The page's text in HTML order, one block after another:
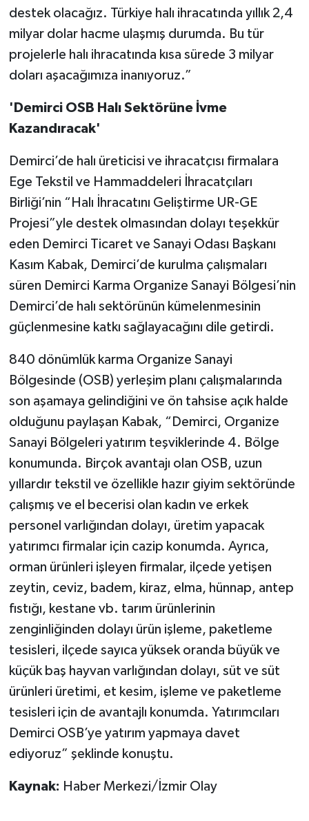
destek olacağız. Türkiye halı ihracatında yıllık 2,4
milyar dolar hacme ulaşmış durumda. Bu tür
projelerle halı ihracatında kısa sürede 3 milyar
doları aşacağımıza inanıyoruz.”
'Demirci OSB Halı Sektörüne İvme
Kazandıracak'
Demirci’de halı üreticisi ve ihracatçısı firmalara
Ege Tekstil ve Hammaddeleri İhracatçıları
Birliği’nin “Halı İhracatını Geliştirme UR-GE
Projesi”yle destek olmasından dolayı teşekkür
eden Demirci Ticaret ve Sanayi Odası Başkanı
Kasım Kabak, Demirci’de kurulma çalışmaları
süren Demirci Karma Organize Sanayi Bölgesi’nin
Demirci’de halı sektörünün kümelenmesinin
güçlenmesine katkı sağlayacağını dile getirdi.
840 dönümlük karma Organize Sanayi
Bölgesinde (OSB) yerleşim planı çalışmalarında
son aşamaya gelindiğini ve ön tahsise açık halde
olduğunu paylaşan Kabak, “Demirci, Organize
Sanayi Bölgeleri yatırım teşviklerinde 4. Bölge
konumunda. Birçok avantajı olan OSB, uzun
yıllardır tekstil ve özellikle hazır giyim sektöründe
çalışmış ve el becerisi olan kadın ve erkek
personel varlığından dolayı, üretim yapacak
yatırımcı firmalar için cazip konumda. Ayrıca,
orman ürünleri işleyen firmalar, ilçede yetişen
zeytin, ceviz, badem, kiraz, elma, hünnap, antep
fıstığı, kestane vb. tarım ürünlerinin
zenginliğinden dolayı ürün işleme, paketleme
tesisleri, ilçede sayıca yüksek oranda büyük ve
küçük baş hayvan varlığından dolayı, süt ve süt
ürünleri üretimi, et kesim, işleme ve paketleme
tesisleri için de avantajlı konumda. Yatırımcıları
Demirci OSB’ye yatırım yapmaya davet
ediyoruz” şeklinde konuştu.
Kaynak: Haber Merkezi/İzmir Olay